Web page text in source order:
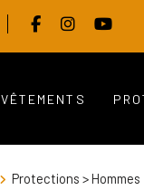
VÊTEMENTS
Protections > Hommes